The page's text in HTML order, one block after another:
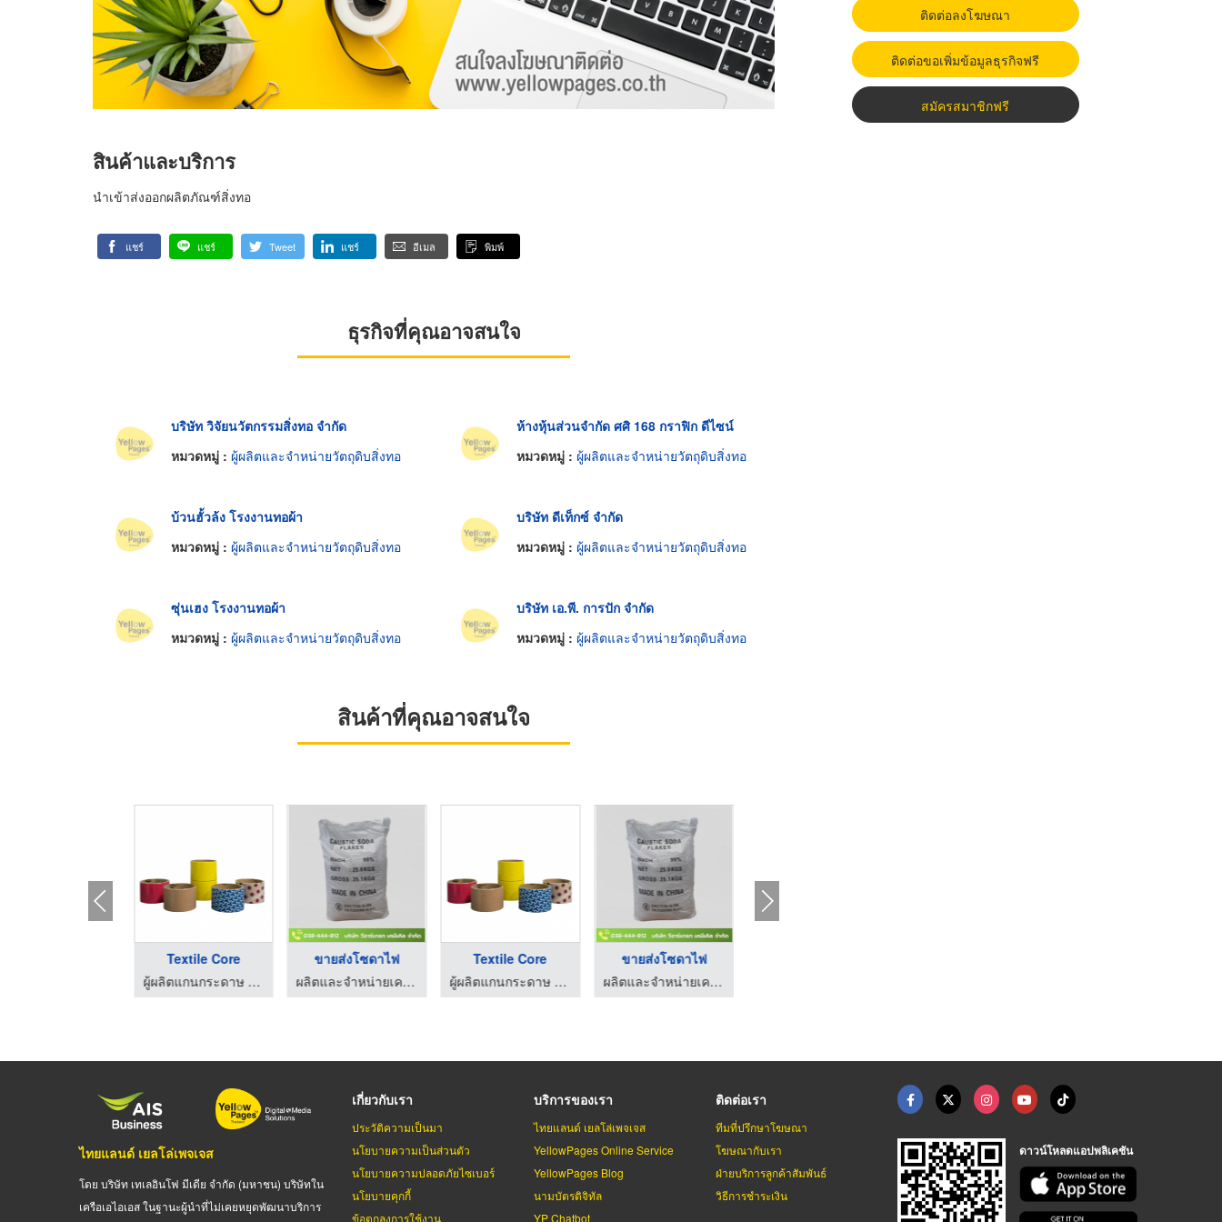
สินค้าและบริการ
นำเข้าส่งออกผลิตภัณฑ์สิ่งทอ
แชร์ แชร์ Tweet แชร์ อีเมล พิมพ์
ธุรกิจที่คุณอาจสนใจ
บริษัท วิจัยนวัตกรรมสิ่งทอ จำกัด
หมวดหมู่ : ผู้ผลิตและจำหน่ายวัตถุดิบสิ่งทอ
ห้างหุ้นส่วนจำกัด ศศิ 168 กราฟิก ดีไซน์
หมวดหมู่ : ผู้ผลิตและจำหน่ายวัตถุดิบสิ่งทอ
บ้วนฮั้วล้ง โรงงานทอผ้า
หมวดหมู่ : ผู้ผลิตและจำหน่ายวัตถุดิบสิ่งทอ
บริษัท ดีเท็กซ์ จำกัด
หมวดหมู่ : ผู้ผลิตและจำหน่ายวัตถุดิบสิ่งทอ
ซุ่นเฮง โรงงานทอผ้า
หมวดหมู่ : ผู้ผลิตและจำหน่ายวัตถุดิบสิ่งทอ
บริษัท เอ.พี. การปัก จำกัด
หมวดหมู่ : ผู้ผลิตและจำหน่ายวัตถุดิบสิ่งทอ
สินค้าที่คุณอาจสนใจ
Textile Core
ผู้ผลิตแกนกระดาษ และกระดาษฉากเข้ามุม
ขายส่งโซดาไฟ
ผลิตและจำหน่ายเคมีภัณฑ์ระบบ Boiler ระบบ RO
Textile Core
ผู้ผลิตแกนกระดาษ และกระดาษฉากเข้ามุม
ขายส่งโซดาไฟ
ผลิตและจำหน่ายเคมีภัณฑ์ระบบ Boiler ระบบ RO
ติดต่อลงโฆษณา
ติดต่อขอเพิ่มข้อมูลธุรกิจฟรี
สมัครสมาชิกฟรี
ไทยแลนด์ เยลโล่เพจเจส
โดย บริษัท เทเลอินโฟ มีเดีย จำกัด (มหาชน) บริษัทใน
เครือเอไอเอส ในฐานะผู้นำที่ไม่เคยหยุดพัฒนาบริการ
เกี่ยวกับเรา
ประวัติความเป็นมา
นโยบายความเป็นส่วนตัว
นโยบายความปลอดภัยไซเบอร์
นโยบายคุกกี้
ข้อตกลงการใช้งาน
บริการของเรา
ไทยแลนด์ เยลโล่เพจเจส
YellowPages Online Service
YellowPages Blog
นามบัตรดิจิทัล
YP Chatbot
ติดต่อเรา
ทีมที่ปรึกษาโฆษณา
โฆษณากับเรา
ฝ่ายบริการลูกค้าสัมพันธ์
วิธีการชำระเงิน
ดาวน์โหลดแอปพลิเคชัน